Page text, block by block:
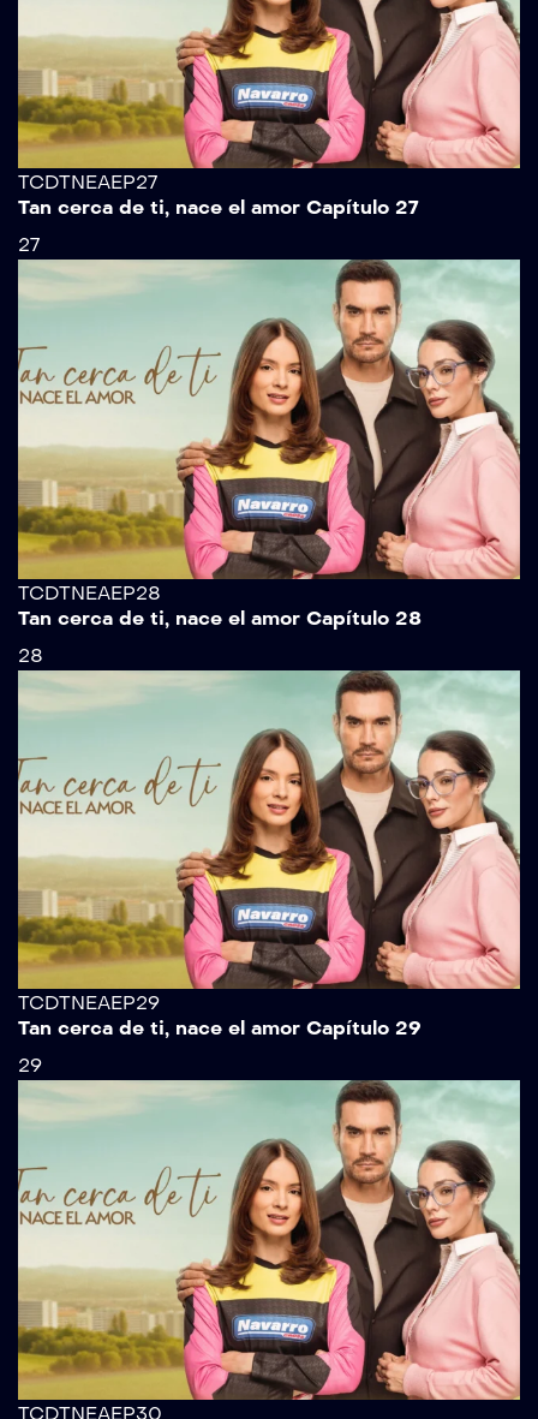
TCDTNEAEP27
Tan cerca de ti, nace el amor Capítulo 27
27
TCDTNEAEP28
Tan cerca de ti, nace el amor Capítulo 28
28
TCDTNEAEP29
Tan cerca de ti, nace el amor Capítulo 29
29
TCDTNEAEP30